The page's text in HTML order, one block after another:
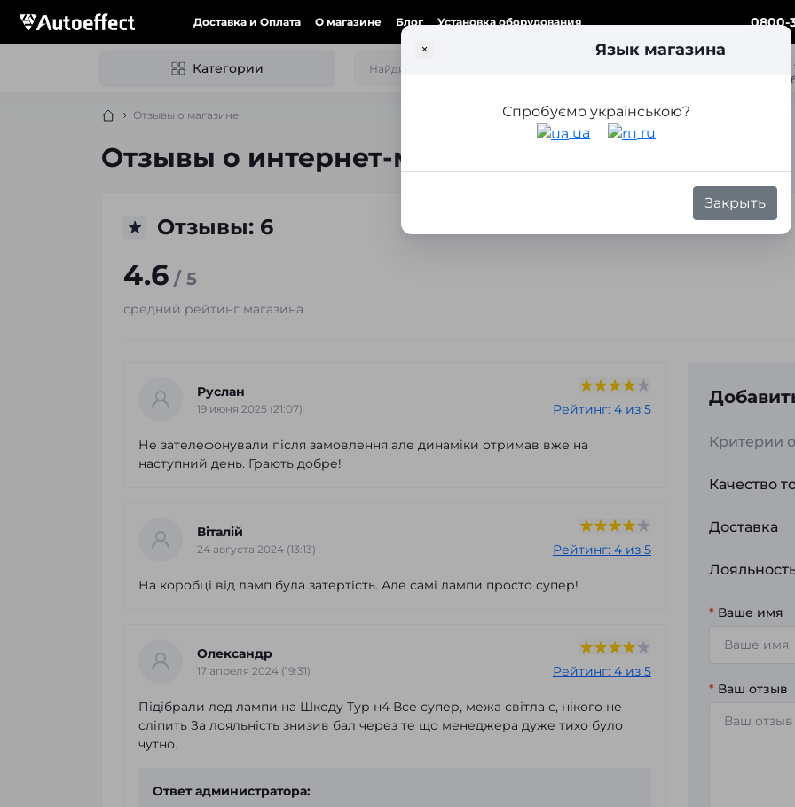
Доставка и Оплата О магазине Блог Установка оборудования 0800-
Категории
Отзывы о магазине
Отзывы о интернет-магазине Autoeffect
× Язык магазина
Спробуємо українською?
ua
ru
Закрыть
Отзывы: 6
4.6 / 5
средний рейтинг магазина
Руслан
19 июня 2025 (21:07) Рейтинг: 4 из 5
Не зателефонували після замовлення але динаміки отримав вже на
наступний день. Грають добре!
Віталій
24 августа 2024 (13:13) Рейтинг: 4 из 5
На коробці від ламп була затертість. Але самі лампи просто супер!
Олександр
17 апреля 2024 (19:31) Рейтинг: 4 из 5
Підібрали лед лампи на Шкоду Тур н4 Все супер, межа світла є, нікого не
сліпить За лояльність знизив бал через те що менеджера дуже тихо було
чутно.
Ответ администратора:
Критерии
Качество
Доставка
* Ваше имя
* Ваш отзыв